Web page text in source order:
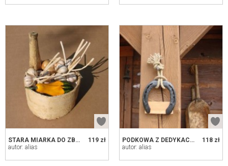
119 zł
STARA MIARKA DO ZBOŻA
autor: alias
118 zł
PODKOWA Z DEDYKACJĄ
autor: alias